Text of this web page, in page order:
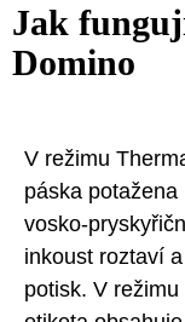
Jak
Domino
V režimu
páska
vosko-
inkoust roztaví
potisk. V